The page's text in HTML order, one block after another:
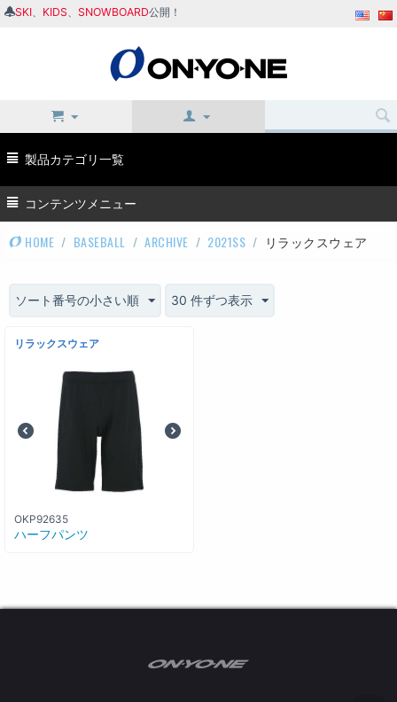
SKI KIDS SNOWBOARD公開！
製品カテゴリ一覧
コンテンツメニュー
HOME / BASEBALL / ARCHIVE / 2021SS / リラックスウェア
ソート番号の小さい順 30 件ずつ表示
リラックスウェア
OKP92635
ハーフパンツ